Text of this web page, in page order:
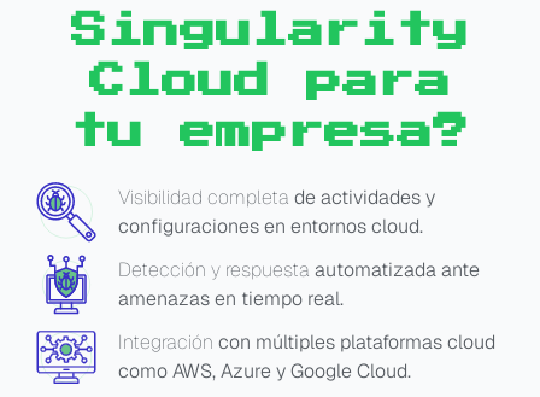
Singularity
Cloud para
tu empresa?
Visibilidad completa de actividades y
configuraciones en entornos cloud.
Detección y respuesta automatizada ante
amenazas en tiempo real.
Integración con múltiples plataformas cloud
como AWS, Azure y Google Cloud.